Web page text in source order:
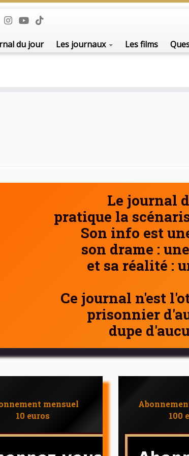
du jour Les journaux Les films
Le journal
pratique la
Son info est
son drame :
et sa réalité :
Ce journal n'est
prisonnier
dupe
mensuel
10 euros
100